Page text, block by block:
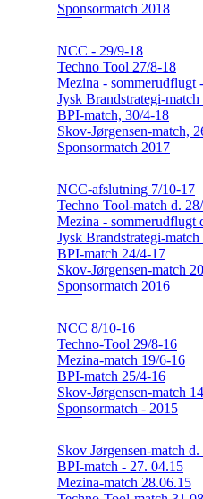
Sponsormatch 2018
NCC - 29/9-18
Techno Tool 27/8-18
Mezina - sommerudflugt
Jysk Brandstrategi-
BPI-match, 30/4-18
Skov-Jørgensen-match,
Sponsormatch 2017
NCC-afslutning 7/10-17
Techno Tool-match d.
Mezina - sommerudflugt
Jysk Brandstrategi-
BPI-match 24/4-17
Skov-Jørgensen-match
Sponsormatch 2016
NCC 8/10-16
Techno-Tool 29/8-16
Mezina-match 19/6-16
BPI-match 25/4-16
Skov-Jørgensen-match
Sponsormatch - 2015
Skov Jørgensen-match
BPI-match - 27. 04.15
Mezina-match 28.06.15